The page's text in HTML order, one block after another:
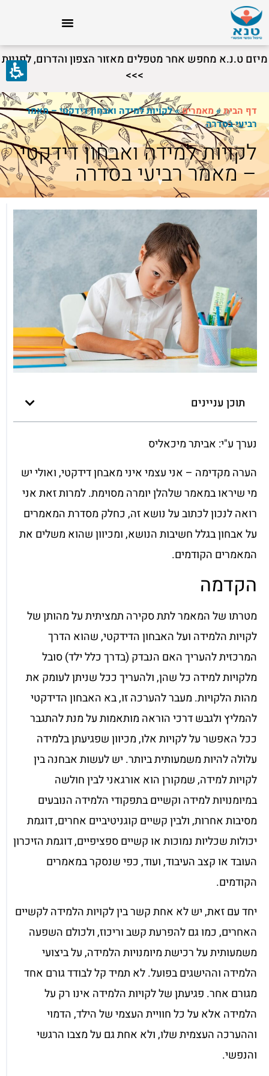
מיזם ט.נ.א מחפש אחר מטפלים מאזור הצפון והדרום, לפניות
>>>
דף הבית» מאמרים»לקויות למידה ואבחון דידקטי – מאמר
רביעי בסדרה
לקויות למידה ואבחון דידקטי
– מאמר רביעי בסדרה
תוכן עניינים
נערך ע"י: אביתר מיכאליס
הערה מקדימה – אני עצמי איני מאבחן דידקטי, ואולי יש
מי שיראו במאמר שלהלן יומרה מסוימת. למרות זאת אני
רואה לנכון לכתוב על נושא זה, כחלק מסדרת המאמרים
על אבחון בגלל חשיבות הנושא, ומכיוון שהוא משלים את
המאמרים הקודמים.
הקדמה
מטרתו של המאמר לתת סקירה תמציתית על מהותן של
לקויות הלמידה ועל האבחון הדידקטי, שהוא הדרך
המרכזית להעריך האם הנבדק (בדרך כלל ילד) סובל
מלקויות למידה כל שהן, ולהעריך ככל שניתן לעומק את
מהות הלקויות. מעבר להערכה זו, בא האבחון הדידקטי
להמליץ ולגבש דרכי הוראה מותאמות על מנת להתגבר
ככל האפשר על לקויות אלו, מכיוון שפגיעתן בלמידה
עלולה להיות משמעותית ביותר. יש לעשות אבחנה בין
לקויות למידה, שמקורן הוא אורגאני לבין חולשה
במיומנויות למידה וקשיים בתפקודי הלמידה הנובעים
מסיבות אחרות, ולבין קשיים קוגניטיביים אחרים, דוגמת
יכולות שכליות נמוכות או קשיים ספציפיים, דוגמת הזיכרון
העובד או קצב העיבוד, ועוד, כפי שנסקר במאמרים
הקודמים.
יחד עם זאת, יש לא אחת קשר בין לקויות הלמידה לקשיים
האחרים, כמו גם להפרעת קשב וריכוז, ולכולם השפעה
משמעותית על רכישת מיומנויות הלמידה, על ביצועי
הלמידה וההישגים בפועל. לא תמיד קל לבודד גורם אחד
מגורם אחר. פגיעתן של לקויות הלמידה אינו רק על
הלמידה אלא על כל חוויית העצמי של הילד, הדמוי
וההערכה העצמית שלו, ולא אחת גם על מצבו הרגשי
והנפשי.